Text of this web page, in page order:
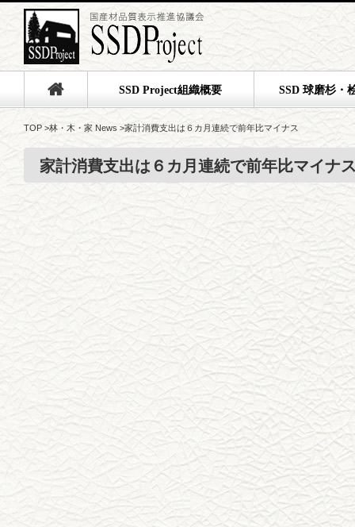
SSD Project組織概要 SSD 球磨杉・
TOP >林・木・家 News >家計消費支出は６カ月連続で前年比マイナス
家計消費支出は６カ月連続で前年比マイナ